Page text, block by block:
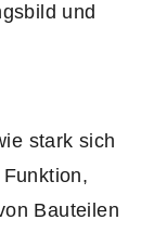
und
stark sich
Bauteilen